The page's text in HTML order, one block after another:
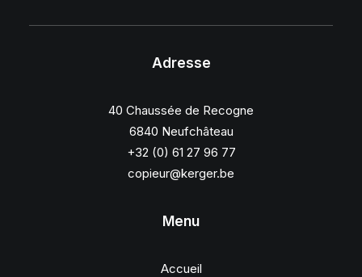
Adresse
40 Chaussée de Recogne
6840 Neufchâteau
+32 (0) 61 27 96 77
copieur@kerger.be
Menu
Accueil